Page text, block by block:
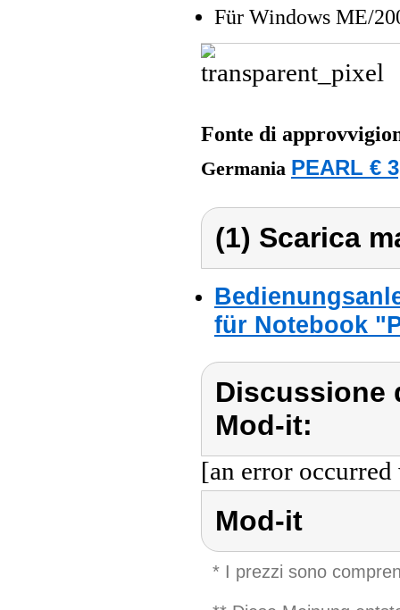
Für Windows ME/
Fonte di
Germania PEARL €
(1) Scarica
für Notebook
Discussione
Mod-it:
[an error
Mod-it
* I prezzi sono